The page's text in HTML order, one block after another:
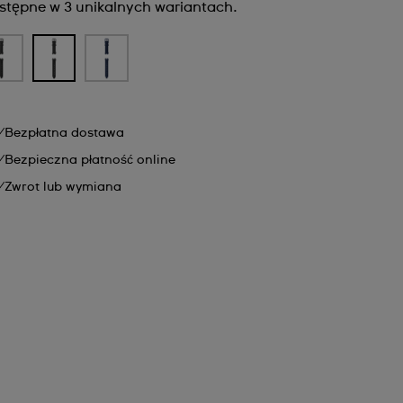
w 3 unikalnych wariantach.
Bezpłatna dostawa
Bezpieczna płatność online
Zwrot lub wymiana